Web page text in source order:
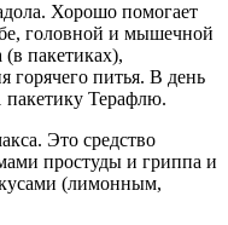
Хорошо помогает
головной и мышечной
пакетиках),
горячего питья. В день
пакетику Терафлю.
Это средство
простуды и гриппа и
(лимонным,